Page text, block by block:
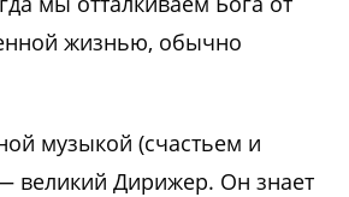
жизнью, обычно
музыкой (счастьем и
великий Дирижер. Он знает